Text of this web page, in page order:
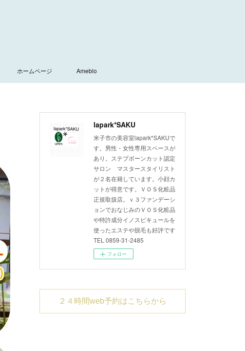
ホームページ Ameblo
lapark*SAKU
米子市の美容室lapark*SAKUで
す。男性・女性専用スペースが
あり。ステプボーンカット認定
サロン マスタースタイリスト
が２名在籍しています。小顔カ
ットが得意です。ＶＯＳ化粧品
正規取扱店。ｖ３ファンデーシ
ョンでおなじみのＶＯＳ化粧品
や特許成分イノスピキュールを
使ったエステや脱毛も好評です
TEL 0859-31-2485
フォロー
２４時間web予約はこちらから